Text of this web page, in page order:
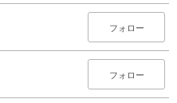
フォロー
フォロー